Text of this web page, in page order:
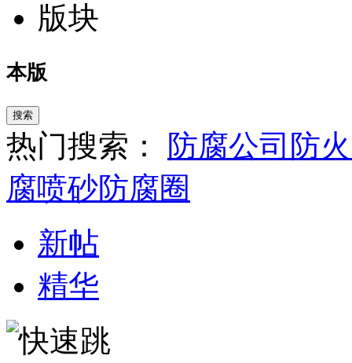
版块
本版
搜索
热门搜索： 防腐公司 防火
腐喷砂防腐圈
新帖
精华